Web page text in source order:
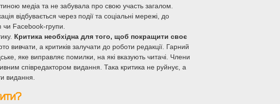
медіа та не забувала про свою участь загалом.
відбувається через події та соціальні мережі, до
Facebook-групи.
Критика необхідна для того, щоб покращити своє
вивчати, а критиків залучати до роботи редакції. Гарний
яке виправляє помилки, на які вказують читачі. Члени
співредактором видання. Така критика не руйнує, а
видання.